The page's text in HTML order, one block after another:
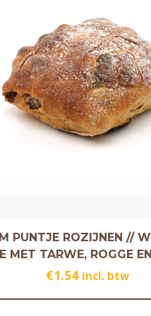
PUNTJE ROZIJNEN //
MET TARWE, ROGGE
€1.54 incl. btw